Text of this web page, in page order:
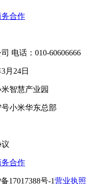
务合作
电话：010-60606666
月24日
智慧产业园
小米华东总部
务合作
17017388号-1营业执照